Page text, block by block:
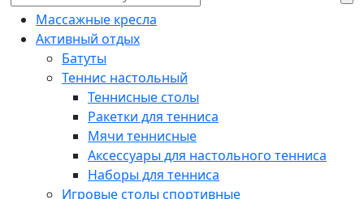
Массажные кресла
Активный отдых
Батуты
Теннис настольный
Теннисные столы
Ракетки для тенниса
Мячи теннисные
Аксессуары для настольного тенниса
Наборы для тенниса
Игровые столы спортивные